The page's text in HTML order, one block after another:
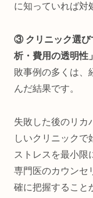
に知っていれば対
③ クリニック選び
析・費用の透明性
敗事例の多くは、
んだ結果です。
失敗した後のリカ
しいクリニックで
ストレスを最小限
専門医のカウンセ
確に把握すること